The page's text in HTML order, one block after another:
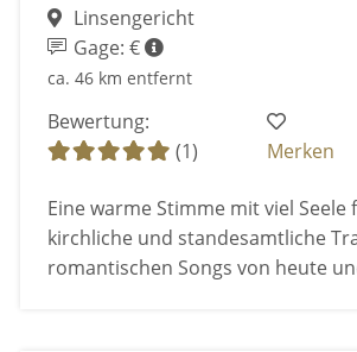
Linsengericht
Gage: €
ca. 46 km entfernt
Bewertung:
(1)
Merken
Eine warme Stimme mit viel Seele
kirchliche und standesamtliche
romantischen Songs von heute